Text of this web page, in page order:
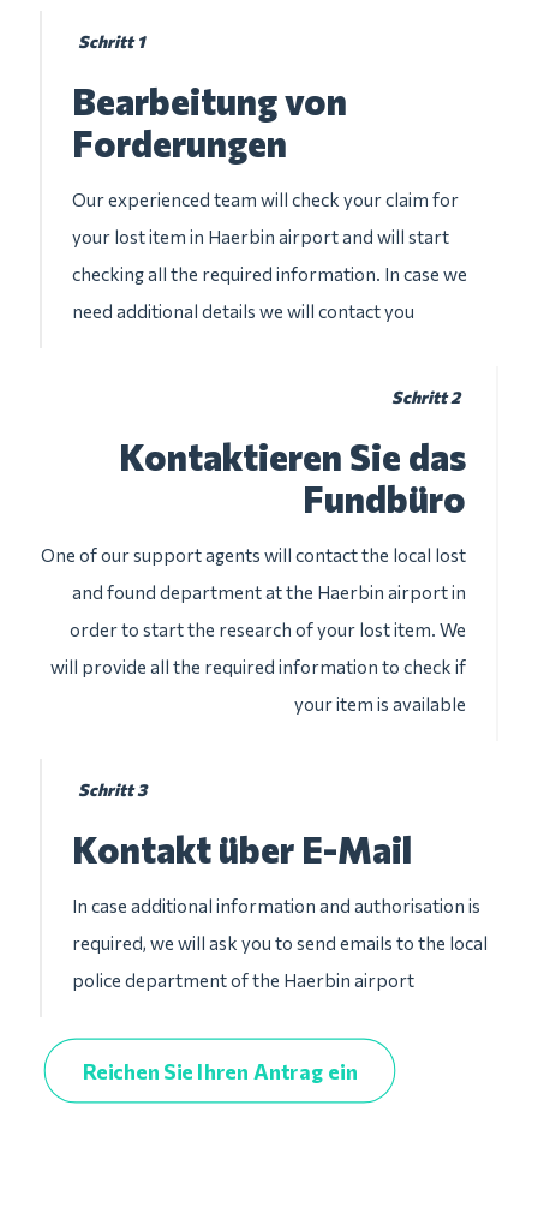
Schritt 1
Bearbeitung von
Forderungen
Our experienced team will check your claim for
your lost item in Haerbin airport and will start
checking all the required information. In case we
need additional details we will contact you
Schritt 2
Kontaktieren Sie das
Fundbüro
One of our support agents will contact the local lost
and found department at the Haerbin airport in
order to start the research of your lost item. We
will provide all the required information to check if
your item is available
Schritt 3
Kontakt über E-Mail
In case additional information and authorisation is
required, we will ask you to send emails to the local
police department of the Haerbin airport
Reichen Sie Ihren Antrag ein